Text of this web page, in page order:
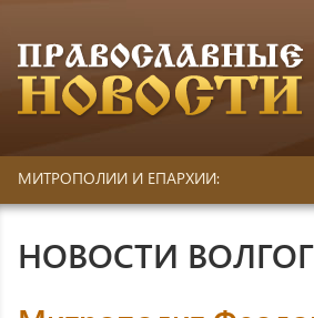
МИТРОПОЛИИ И ЕПАРХИИ:
НОВОСТИ